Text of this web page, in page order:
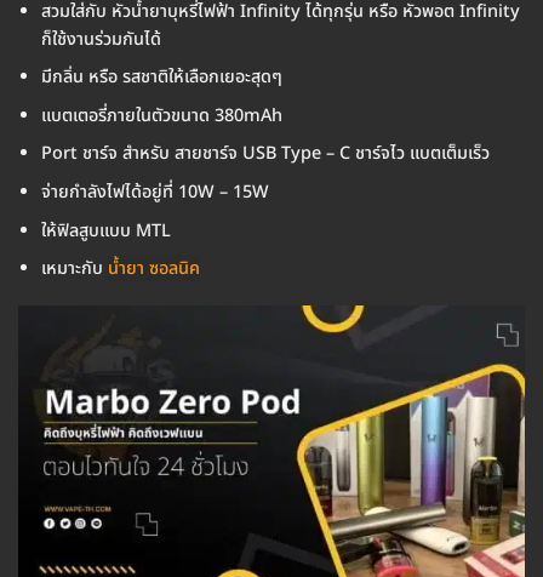
สวมใส่กับ หัวน้ำยาบุหรี่ไฟฟ้า Infinity ได้ทุกรุ่น หรือ หัวพอต Infinity
ก็ใช้งานร่วมกันได้
มีกลิ่น หรือ รสชาติให้เลือกเยอะสุดๆ
แบตเตอรี่ภายในตัวขนาด 380mAh
Port ชาร์จ สำหรับ สายชาร์จ USB Type – C ชาร์จไว แบตเต็มเร็ว
จ่ายกำลังไฟได้อยู่ที่ 10W – 15W
ให้ฟิลสูบแบบ MTL
เหมาะกับ น้ำยา ซอลนิค